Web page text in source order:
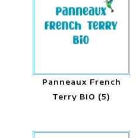
Panneaux French
Terry BIO (5)